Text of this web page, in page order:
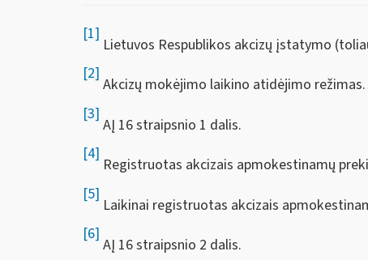
[1]
Lietuvos Respublikos akcizų įstatymo
[2]
Akcizų mokėjimo laikino atidėjimo režimas.
[3]
AĮ 16 straipsnio 1 dalis.
[4]
Registruotas akcizais apmokestinamų
[5]
Laikinai registruotas akcizais
[6]
AĮ 16 straipsnio 2 dalis.